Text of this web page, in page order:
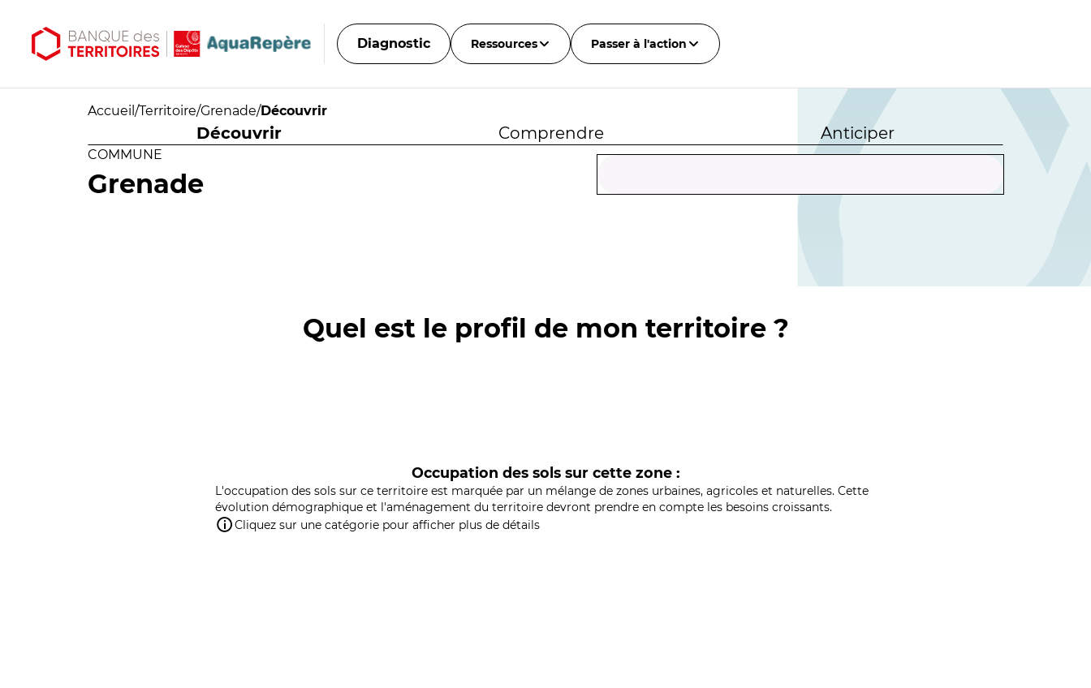
Diagnostic Ressources Passer à l'action
Accueil /Territoire/Grenade/Découvrir
Découvrir Comprendre Anticiper
COMMUNE
Grenade
Quel est le profil de mon territoire ?
Occupation des sols sur cette zone :
L'occupation des sols sur ce territoire est marquée par un mélange de zones urbaines, agricoles et naturelles. Cette
évolution démographique et l'aménagement du territoire devront prendre en compte les besoins croissants.
Cliquez sur une catégorie pour afficher plus de détails